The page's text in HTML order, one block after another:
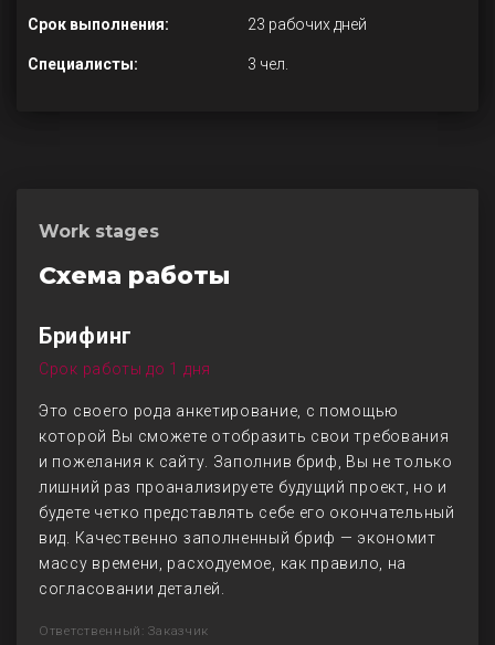
Срок выполнения: 23 рабочих дней
Специалисты: 3 чел.
Work stages
Схема работы
Брифинг
Срок работы до 1 дня
Это своего рода анкетирование, с помощью
которой Вы сможете отобразить свои требования
и пожелания к сайту. Заполнив бриф, Вы не только
лишний раз проанализируете будущий проект, но и
будете четко представлять себе его окончательный
вид. Качественно заполненный бриф — экономит
массу времени, расходуемое, как правило, на
согласовании деталей.
Ответственный: Заказчик